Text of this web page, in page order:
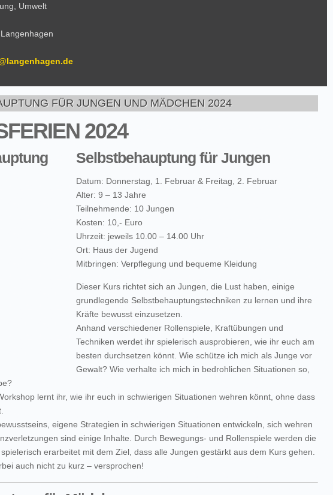
Umwelt
FÜR JUNGEN UND MÄDCHEN 2024
2024
Selbstbehauptung für Jungen
Datum: Donnerstag, 1. Februar & Freitag, 2. Februar
Alter: 9 – 13 Jahre
Teilnehmende: 10 Jungen
Kosten: 10,- Euro
Uhrzeit: jeweils 10.00 – 14.00 Uhr
Ort: Haus der Jugend
Mitbringen: Verpflegung und bequeme Kleidung
Dieser Kurs richtet sich an Jungen, die Lust haben, einige
grundlegende Selbstbehauptungstechniken zu lernen und ihre
Kräfte bewusst einzusetzen.
Anhand verschiedener Rollenspiele, Kraftübungen und
Techniken werdet ihr spielerisch ausprobieren, wie ihr euch am
besten durchsetzen könnt. Wie schütze ich mich als Junge vor
Gewalt? Wie verhalte ich mich in bedrohlichen Situationen so,
lernt ihr, wie ihr euch in schwierigen Situationen wehren könnt, ohne dass
eigene Strategien in schwierigen Situationen entwickeln, sich wehren
sind einige Inhalte. Durch Bewegungs- und Rollenspiele werden die
erarbeitet mit dem Ziel, dass alle Jungen gestärkt aus dem Kurs gehen.
auch nicht zu kurz – versprochen!